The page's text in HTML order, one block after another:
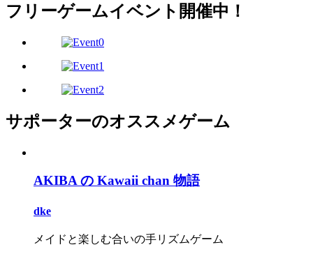
フリーゲームイベント開催中！
サポーターのオススメゲーム
AKIBA の Kawaii chan 物語
dke
メイドと楽しむ合いの手リズムゲーム